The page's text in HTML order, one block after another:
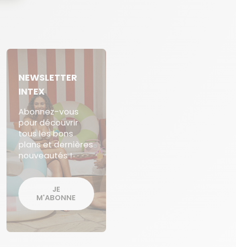
NEWSLETTER
INTEX
Abonnez-vous
pour découvrir
tous les bons
plans et dernières
nouveautés !
JE
M'ABONNE